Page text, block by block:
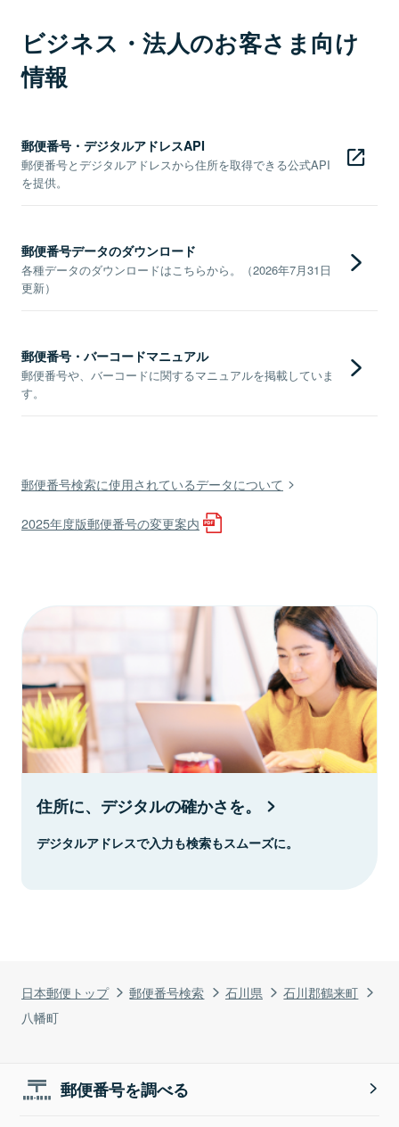
日本郵便トップ 郵便番号検索 石川県
石川郡鶴来町
八幡町
ビジネス・法人のお客さま向け
情報
郵便番号・デジタルアドレスAPI
郵便番号とデジタルアドレスから住所を取得できる公式API
を提供。
郵便番号データのダウンロード
各種データのダウンロードはこちらから。（2026年7月31日
更新）
郵便番号・バーコードマニュアル
郵便番号や、バーコードに関するマニュアルを掲載していま
す。
郵便番号検索に使用されているデータについて
2025年度版郵便番号の変更案内
住所に、デジタルの確かさを。
デジタルアドレスで入力も検索もスムーズに。
郵便番号を調べる